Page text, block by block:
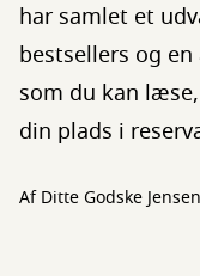
har samlet et
bestsellers og
som du kan
din plads i
AfDitte Godske Jensen